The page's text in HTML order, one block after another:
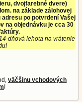
dvojfarebné dvere)
na základe zálohovej
po potvrdení Vašej
na objednávku je cca 30
dňová lehota na vrátenie
väčšinu vchodových
!